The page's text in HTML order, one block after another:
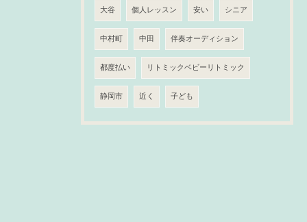
大谷 個人レッスン 安い シニア
中村町 中田 伴奏オーディション
都度払い リトミックベビーリトミック
静岡市 近く 子ども